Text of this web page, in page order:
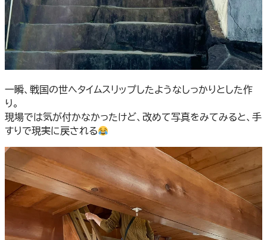
一瞬、戦国の世へタイムスリップしたようなしっかりとした作
り。
現場では気が付かなかったけど、改めて写真をみてみると、手
すりで現実に戻される